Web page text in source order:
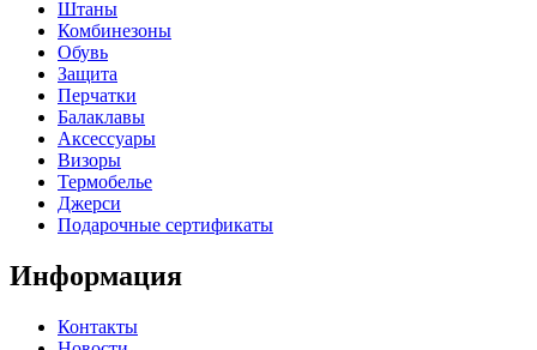
Штаны
Комбинезоны
Обувь
Защита
Перчатки
Балаклавы
Аксессуары
Визоры
Термобелье
Джерси
Подарочные сертификаты
Информация
Контакты